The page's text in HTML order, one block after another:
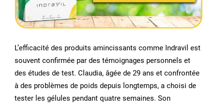
L’efficacité des produits amincissants comme Indravil est
souvent confirmée par des témoignages personnels et
des études de test. Claudia, âgée de 29 ans et confrontée
à des problèmes de poids depuis longtemps, a choisi de
tester les gélules pendant quatre semaines. Son